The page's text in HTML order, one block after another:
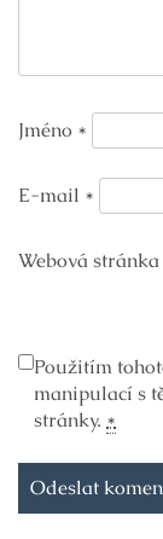
Jméno *
E-mail *
Webová stránka
Použitím
manipulací s
stránky. *